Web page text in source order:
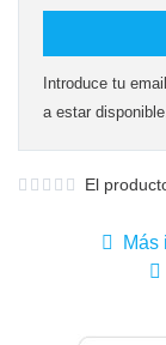
Introduce tu
a estar
El
Más